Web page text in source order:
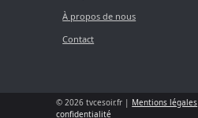
À propos de nous
Contact
© 2026 tvcesoir.fr | Mentions légales
confidentialité